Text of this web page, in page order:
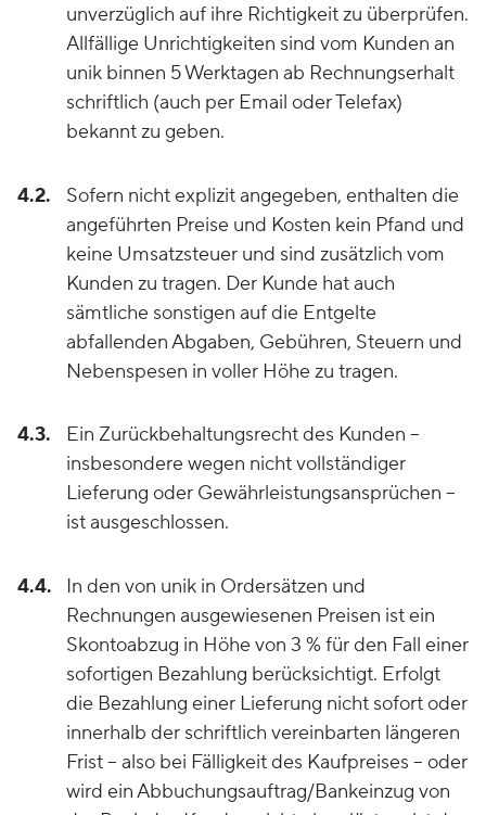
unverzüglich auf ihre Richtigkeit zu überprüfen.
Allfällige Unrichtigkeiten sind vom Kunden an
unik binnen 5 Werktagen ab Rechnungserhalt
schriftlich (auch per Email oder Telefax)
bekannt zu geben.
4.2.
Sofern nicht explizit angegeben, enthalten die
angeführten Preise und Kosten kein Pfand und
keine Umsatzsteuer und sind zusätzlich vom
Kunden zu tragen. Der Kunde hat auch
sämtliche sonstigen auf die Entgelte
abfallenden Abgaben, Gebühren, Steuern und
Nebenspesen in voller Höhe zu tragen.
4.3.
Ein Zurückbehaltungsrecht des Kunden –
insbesondere wegen nicht vollständiger
Lieferung oder Gewährleistungsansprüchen –
ist ausgeschlossen.
4.4.
In den von unik in Ordersätzen und
Rechnungen ausgewiesenen Preisen ist ein
Skontoabzug in Höhe von 3 % für den Fall einer
sofortigen Bezahlung berücksichtigt. Erfolgt
die Bezahlung einer Lieferung nicht sofort oder
innerhalb der schriftlich vereinbarten längeren
Frist – also bei Fälligkeit des Kaufpreises – oder
wird ein Abbuchungsauftrag/Bankeinzug von